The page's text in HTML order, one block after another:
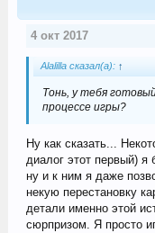
4 окт 2017
Alalilla сказал(а): ↑
Тонь, у тебя
процессе игры?
Ну как сказать...
диалог этот первый) я
ну и к ним я даже
некую перестановку
детали именно этой
сюрпризом. Я просто